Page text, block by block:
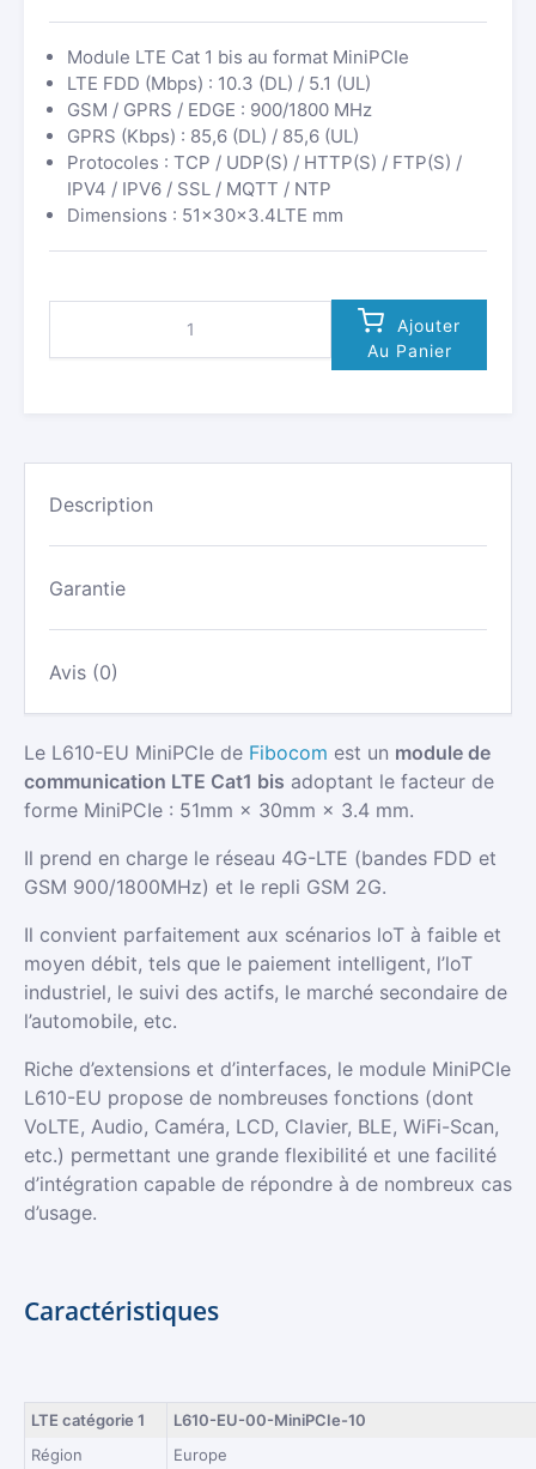
Module LTE Cat 1 bis au format MiniPCIe
LTE FDD (Mbps) : 10.3 (DL) / 5.1 (UL)
GSM / GPRS / EDGE : 900/1800 MHz
GPRS (Kbps) : 85,6 (DL) / 85,6 (UL)
Protocoles : TCP / UDP(S) / HTTP(S) / FTP(S) /
IPV4 / IPV6 / SSL / MQTT / NTP
Dimensions : 51×30×3.4LTE mm
MODULE
CAT1
3G/2G
Ajouter
Au Panier
Description
Garantie
Avis (0)
Le L610-EU MiniPCIe de Fibocom est un module de
communication LTE Cat1 bis adoptant le facteur de
forme MiniPCIe : 51mm × 30mm × 3.4 mm.
Il prend en charge le réseau 4G-LTE (bandes FDD et
GSM 900/1800MHz) et le repli GSM 2G.
Il convient parfaitement aux scénarios loT à faible et
moyen débit, tels que le paiement intelligent, l’loT
industriel, le suivi des actifs, le marché secondaire de
l’automobile, etc.
Riche d’extensions et d’interfaces, le module MiniPCIe
L610-EU propose de nombreuses fonctions (dont
VoLTE, Audio, Caméra, LCD, Clavier, BLE, WiFi-Scan,
etc.) permettant une grande flexibilité et une facilité
d’intégration capable de répondre à de nombreux cas
d’usage.
Caractéristiques
LTE catégorie 1
L610-EU-00-MiniPCIe-10
Région
Europe